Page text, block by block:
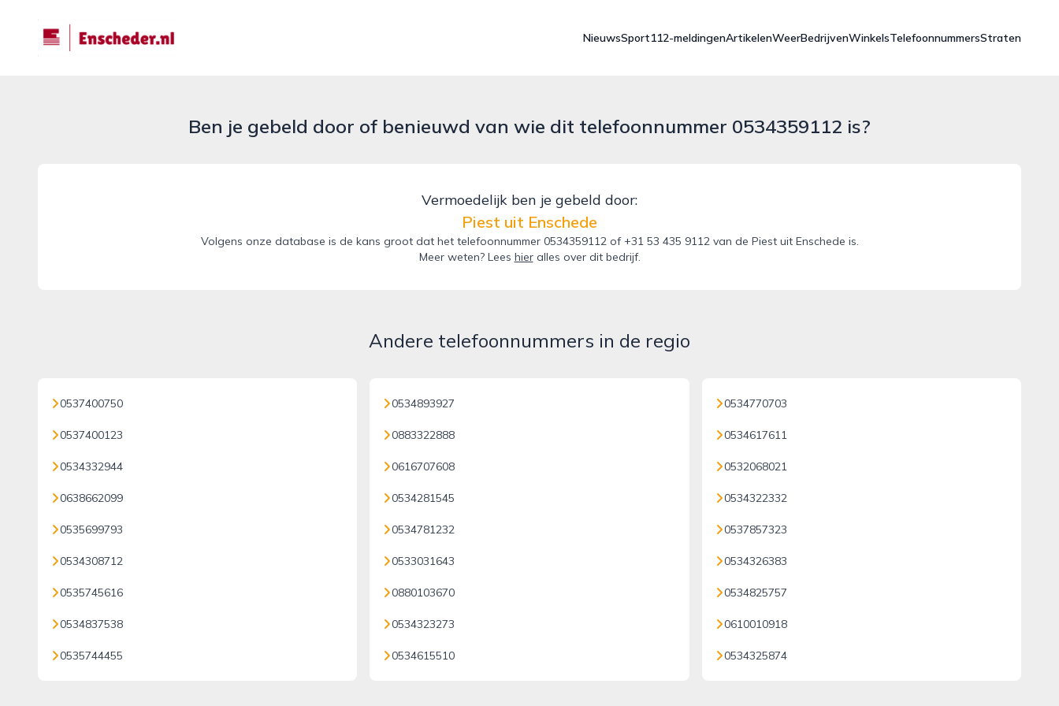
enscheder.nl
NieuwsSport112-meldingenArtikelenWeerBedrijvenWinkelsTelefoonnummersStraten
Ben je gebeld door of benieuwd van wie dit telefoonnummer 0534359112 is?
Vermoedelijk ben je gebeld door:
Piest uit Enschede
Volgens onze database is de kans groot dat het telefoonnummer 0534359112 of +31 53 435 9112 van de Piest uit Enschede is.
Meer weten? Lees hieralles over dit bedrijf.
Andere telefoonnummers in de regio
0537400750
0537400123
0534332944
0638662099
0535699793
0534308712
0535745616
0534837538
0535744455
0534893927
0883322888
0616707608
0534281545
0534781232
0533031643
0880103670
0534323273
0534615510
0534770703
0534617611
0532068021
0534322332
0537857323
0534326383
0534825757
0610010918
0534325874